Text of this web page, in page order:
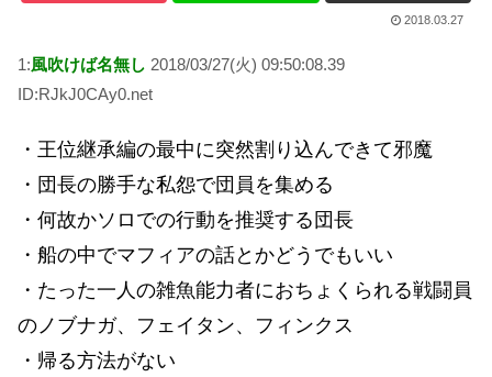
2018.03.27
1:風吹けば名無し 2018/03/27(火) 09:50:08.39
ID:RJkJ0CAy0.net
・王位継承編の最中に突然割り込んできて邪魔
・団長の勝手な私怨で団員を集める
・何故かソロでの行動を推奨する団長
・船の中でマフィアの話とかどうでもいい
・たった一人の雑魚能力者におちょくられる戦闘員
のノブナガ、フェイタン、フィンクス
・帰る方法がない